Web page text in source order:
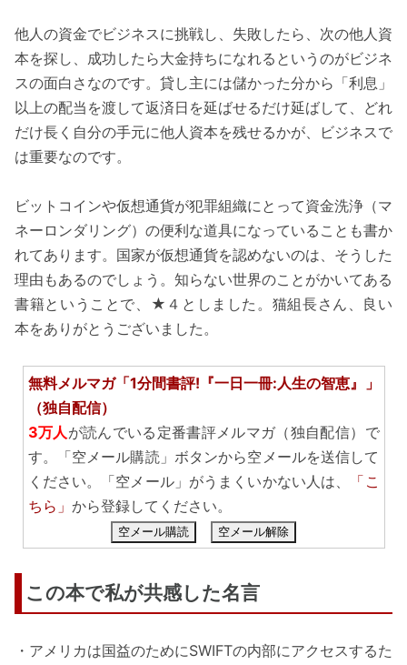
他人の資金でビジネスに挑戦し、失敗したら、次の他人資
本を探し、成功したら大金持ちになれるというのがビジネ
スの面白さなのです。貸し主には儲かった分から「利息」
以上の配当を渡して返済日を延ばせるだけ延ばして、どれ
だけ長く自分の手元に他人資本を残せるかが、ビジネスで
は重要なのです。
ビットコインや仮想通貨が犯罪組織にとって資金洗浄（マ
ネーロンダリング）の便利な道具になっていることも書か
れてあります。国家が仮想通貨を認めないのは、そうした
理由もあるのでしょう。知らない世界のことがかいてある
書籍ということで、★４としました。猫組長さん、良い
本をありがとうございました。
無料メルマガ「1分間書評!『一日一冊:人生の智恵』」
（独自配信）
3万人 が読んでいる定番書評メルマガ（独自配信）で
す。「空メール購読」ボタンから空メールを送信して
ください。「空メール」がうまくいかない人は、
「こ
ちら」 から登録してください。
空メール購読 空メール解除
この本で私が共感した名言
・アメリカは国益のためにSWIFTの内部にアクセスするた